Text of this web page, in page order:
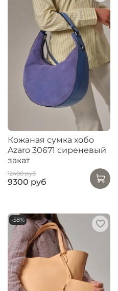
Кожаная сумка хобо
Azaro 30671 сиреневый
закат
12400 руб
9300 руб
-58%